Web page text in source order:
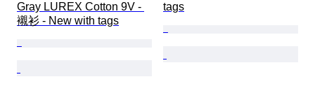
Gray LUREX Cotton 9V -
襯衫 - New with tags
tags